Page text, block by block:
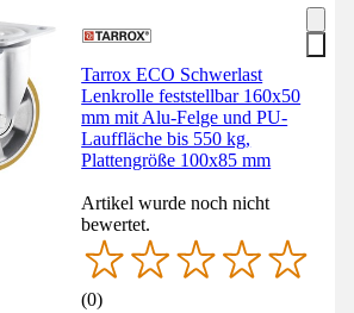
Tarrox ECO Schwerlast
Lenkrolle feststellbar 160x50
mm mit Alu-Felge und PU-
Lauffläche bis 550 kg,
Plattengröße 100x85 mm
Artikel wurde noch nicht
bewertet.
(0)